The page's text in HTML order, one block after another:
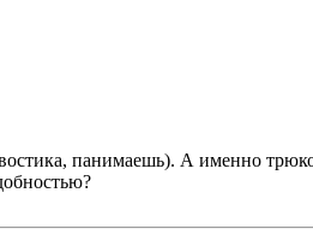
панимаешь). А именно